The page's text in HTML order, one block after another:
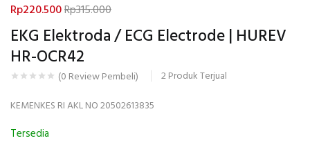
EKG Elektroda / ECG Electrode | HUREV
HR-OCR42
(0 Review Pembeli) 2Produk Terjual
Rp220.500Rp315.000
KEMENKES RI AKL NO 20502613835
Tersedia